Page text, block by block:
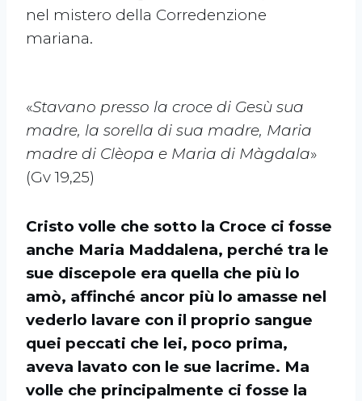
nel mistero della Corredenzione
mariana.
«Stavano presso la croce di Gesù sua
madre, la sorella di sua madre, Maria
madre di Clèopa e Maria di Màgdala»
(Gv 19,25)
Cristo volle che sotto la Croce ci fosse
anche Maria Maddalena, perché tra le
sue discepole era quella che più lo
amò, affinché ancor più lo amasse nel
vederlo lavare con il proprio sangue
quei peccati che lei, poco prima,
aveva lavato con le sue lacrime. Ma
volle che principalmente ci fosse la